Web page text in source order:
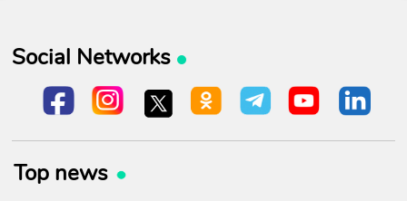
Social Networks
Top news